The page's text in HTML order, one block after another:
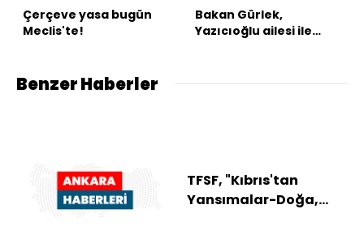
Çerçeve yasa bugün
Meclis'te!
Bakan Gürlek,
Yazıcıoğlu ailesi ile
Benzer Haberler
TFSF, "Kıbrıs'tan
Yansımalar-Doğa,